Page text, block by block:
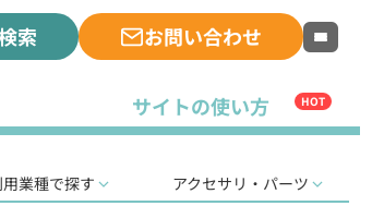
索 お問い合わせ
サイトの使い方 HOT
業種で探す アクセサリ・パーツ